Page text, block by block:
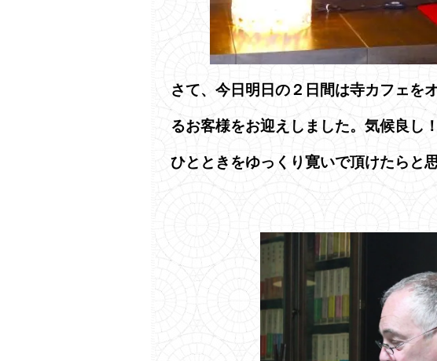
さて、今日明日の２日間は寺カフェを
るお客様をお迎えしました。気候良し
ひとときをゆっくり寛いで頂けたらと思